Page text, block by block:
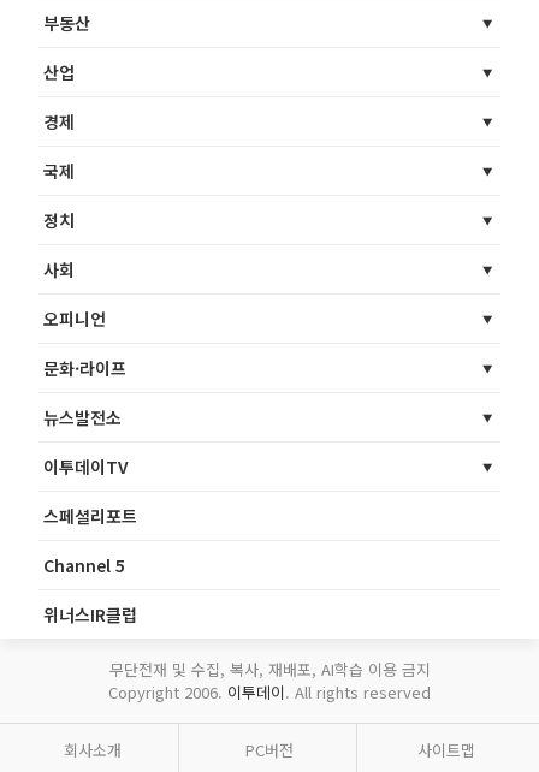
부동산
산업
경제
국제
정치
사회
오피니언
문화·라이프
뉴스발전소
이투데이TV
스페셜리포트
Channel 5
위너스IR클럽
무단전재 및 수집, 복사, 재배포, AI학습 이용 금지
Copyright 2006. 이투데이. All rights reserved
회사소개 PC버전 사이트맵